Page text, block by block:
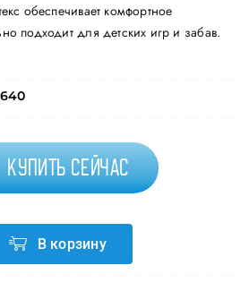
обеспечивает комфортное
подходит для детских игр и забав.
Купить сейчас
В корзину